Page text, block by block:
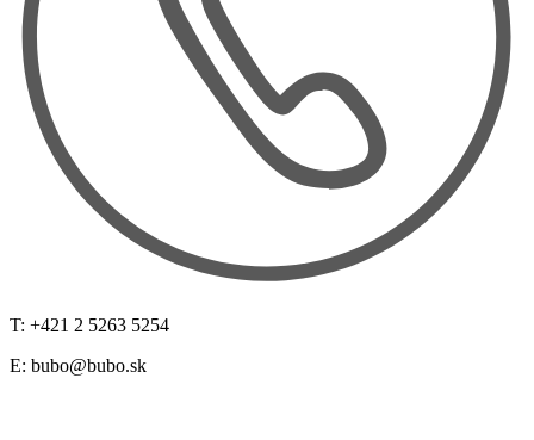
T: +421 2 5263 5254
E: bubo@bubo.sk